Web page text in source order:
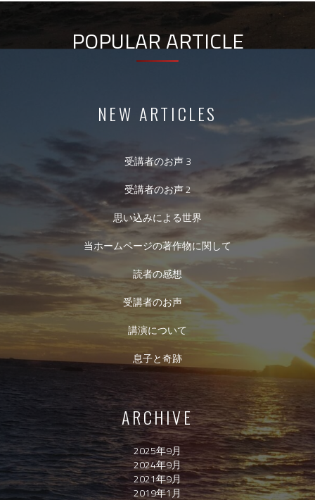
POPULAR ARTICLE
NEW ARTICLES
受講者のお声 3
受講者のお声 2
思い込みによる世界
当ホームページの著作物に関して
読者の感想
受講者のお声
講演について
息子と奇跡
ARCHIVE
2025年9月
2024年9月
2021年9月
2019年1月